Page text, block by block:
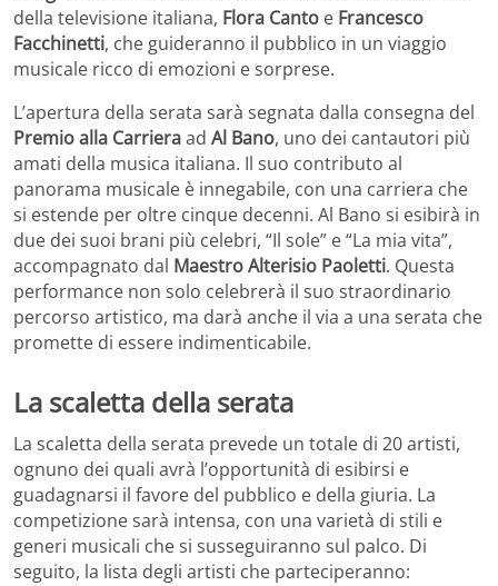
della televisione italiana, Flora Canto e Francesco
Facchinetti, che guideranno il pubblico in un viaggio
musicale ricco di emozioni e sorprese.
L’apertura della serata sarà segnata dalla consegna del
Premio alla Carrieraad Al Bano, uno dei cantautori più
amati della musica italiana. Il suo contributo al
panorama musicale è innegabile, con una carriera che
si estende per oltre cinque decenni. Al Bano si esibirà in
due dei suoi brani più celebri, “Il sole” e “La mia vita”,
accompagnato dal Maestro Alterisio Paoletti. Questa
performance non solo celebrerà il suo straordinario
percorso artistico, ma darà anche il via a una serata che
promette di essere indimenticabile.
La scaletta della serata
La scaletta della serata prevede un totale di 20 artisti,
ognuno dei quali avrà l’opportunità di esibirsi e
guadagnarsi il favore del pubblico e della giuria. La
competizione sarà intensa, con una varietà di stili e
generi musicali che si susseguiranno sul palco. Di
seguito, la lista degli artisti che parteciperanno: